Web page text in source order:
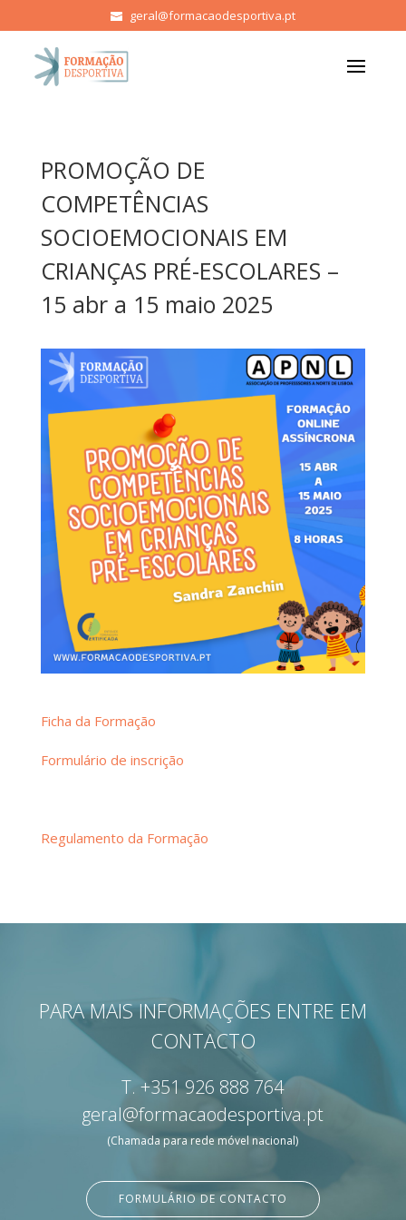
geral@formacaodesportiva.pt
PROMOÇÃO DE
COMPETÊNCIAS
SOCIOEMOCIONAIS EM
CRIANÇAS PRÉ-ESCOLARES –
15 abr a 15 maio 2025
Ficha da Formação
Formulário de inscrição
Regulamento da Formação
PARA MAIS INFORMAÇÕES ENTRE EM
CONTACTO
T.+351 926 888 764
geral@formacaodesportiva.pt
(Chamada para rede móvel nacional)
FORMULÁRIO DE CONTACTO